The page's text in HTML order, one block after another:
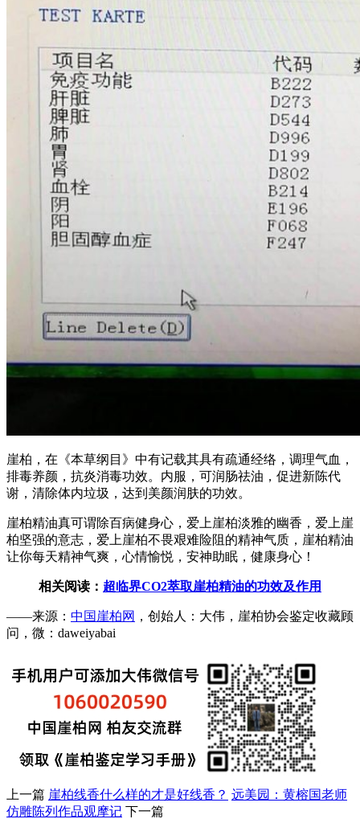
崖柏，在《本草纲目》中有记载其具有疏通经络，调理气血，
排毒养颜，抗炎消毒功效。内服，可润肠祛油，促进新陈代
谢，清除体内垃圾，达到美颜润肤的功效。
崖柏精油真可谓除百病健身心，爱上崖柏淡雅的幽香，爱上崖
柏坚强的意志，爱上崖柏不畏艰难险阻的精神气质，崖柏精油
让你每天精神气爽，心情愉悦，安神助眠，健康身心！
相关阅读： 超临界CO2萃取崖柏精油的功效及作用
——来源： 中国崖柏网 ，创始人：大伟，崖柏协会鉴定收藏顾
问，微：daweiyabai
上一篇 崖柏线香什么样的才是好线香？ 远美园：黄榕国老师
仿雕陈列作品观摩记 下一篇